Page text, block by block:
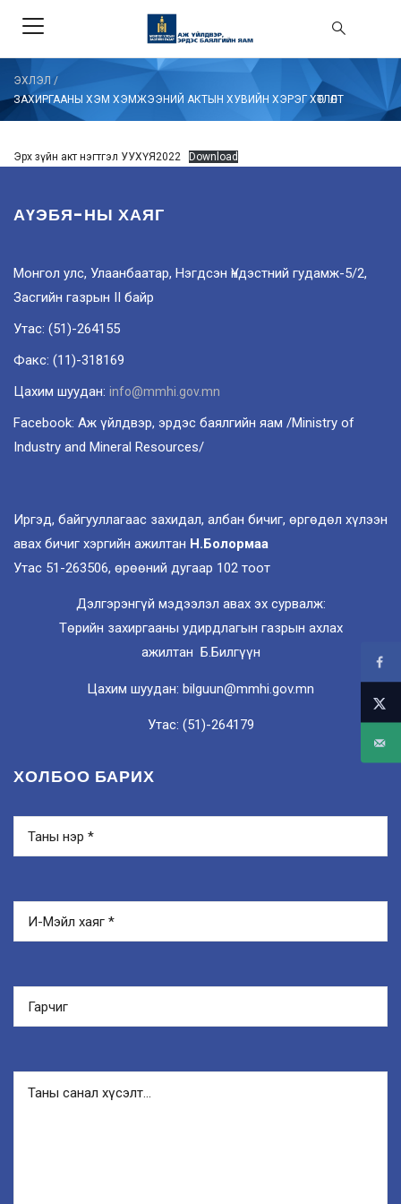
ЭХЛЭЛ /
ЗАХИРГААНЫ ХЭМ ХЭМЖЭЭНИЙ АКТЫН ХУВИЙН ХЭРЭГ ХӨТЛӨЛТ
Эрх зүйн акт нэгтгэл УУХҮЯ2022 Download
АҮЭБЯ-НЫ ХАЯГ
Монгол улс, Улаанбаатар, Нэгдсэн Үндэстний гудамж-5/2,
Засгийн газрын II байр
Утас: (51)-264155
Факс: (11)-318169
Цахим шуудан: info@mmhi.gov.mn
Facebook: Аж үйлдвэр, эрдэс баялгийн яам /Ministry of
Industry and Mineral Resources/
Иргэд, байгууллагаас захидал, албан бичиг, өргөдөл хүлээн
авах бичиг хэргийн ажилтан Н.Болормаа
Утас 51-263506, өрөөний дугаар 102 тоот
Дэлгэрэнгүй мэдээлэл авах эх сурвалж:
Төрийн захиргааны удирдлагын газрын ахлах
ажилтан Б.Билгүүн
Цахим шуудан: bilguun@mmhi.gov.mn
Утас: (51)-264179
ХОЛБОО БАРИХ